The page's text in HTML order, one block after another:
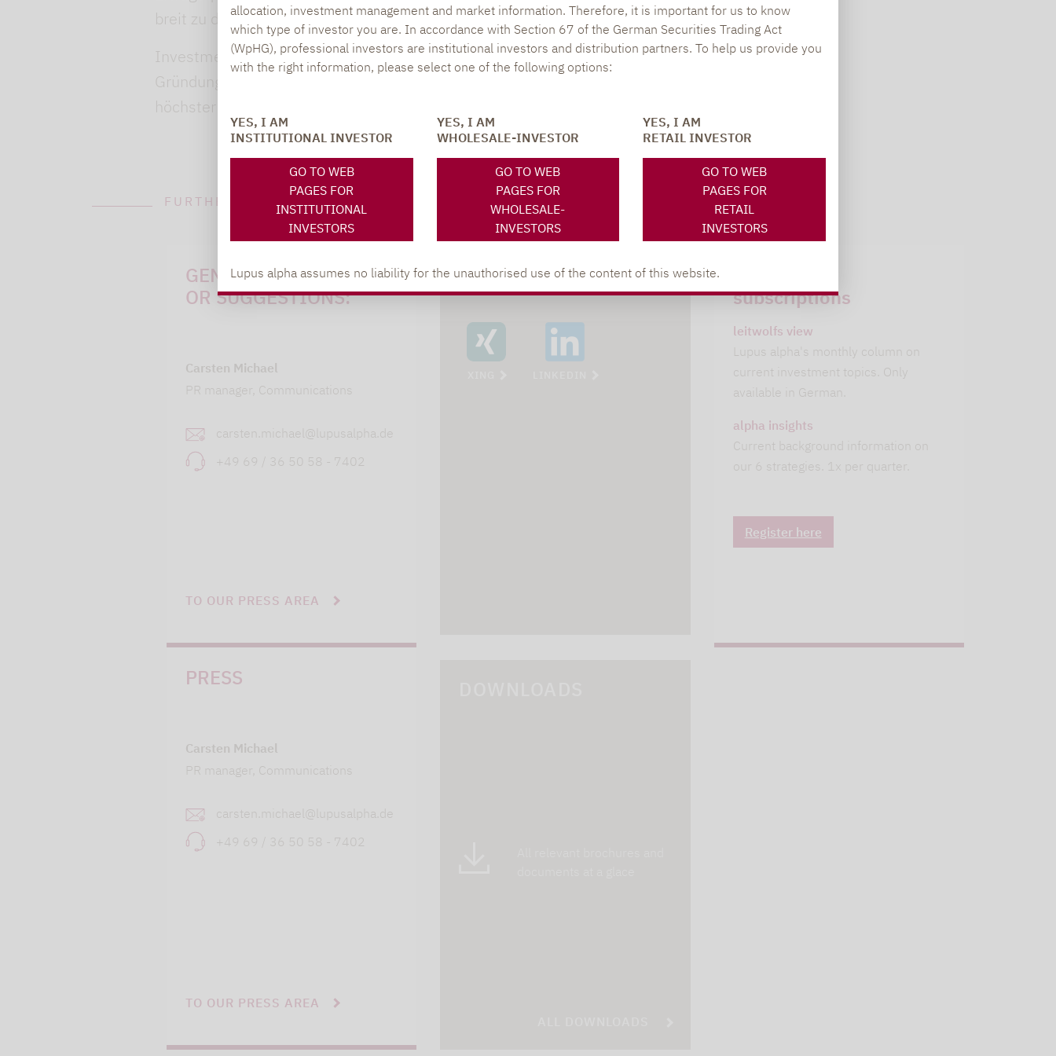
allocation, investment management and market information. Therefore, it is important for us to know
which type of investor you are. In accordance with Section 67 of the German Securities Trading Act
(WpHG), professional investors are institutional investors and distribution partners. To help us provide you
with the right information, please select one of the following options:
YES, I AM
INSTITUTIONAL INVESTOR
GO TO WEB
PAGES FOR
INSTITUTIONAL
INVESTORS
YES, I AM
WHOLESALE-INVESTOR
GO TO WEB
PAGES FOR
WHOLESALE-
INVESTORS
YES, I AM
RETAIL INVESTOR
GO TO WEB
PAGES FOR
RETAIL
INVESTORS
Lupus alpha assumes no liability for the unauthorised use of the content of this website.
breit zu diversifizieren.
Investmentlösungen von Lupus alpha helfen, diese Überlegungen zu realisieren. Seit
Gründung im Jahr 2000 ist das unser Anspruch – durch spezialisierte Strategien mit
höchster Qualität.
FURTHER INFORMATION
GENERAL QUESTIONS
OR SUGGESTIONS:
Carsten Michael
PR manager, Communications
carsten.michael@lupusalpha.de
+49 69 / 36 50 58 - 7402
TO OUR PRESS AREA
PRESS
Carsten Michael
PR manager, Communications
carsten.michael@lupusalpha.de
+49 69 / 36 50 58 - 7402
TO OUR PRESS AREA
SOCIAL MEDIA
subscriptions
leitwolfs view
Lupus alpha's monthly column on
current investment topics. Only
available in German.
alpha insights
Current background information on
our 6 strategies. 1x per quarter.
Register here